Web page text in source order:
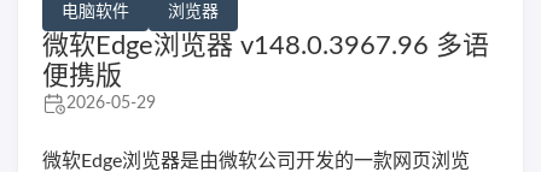
电脑软件 浏览器
微软Edge浏览器 v148.0.3967.96 多语
便携版
2026-05-29
微软Edge浏览器是由微软公司开发的一款网页浏览